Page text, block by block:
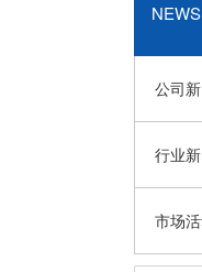
公司
行业
市场